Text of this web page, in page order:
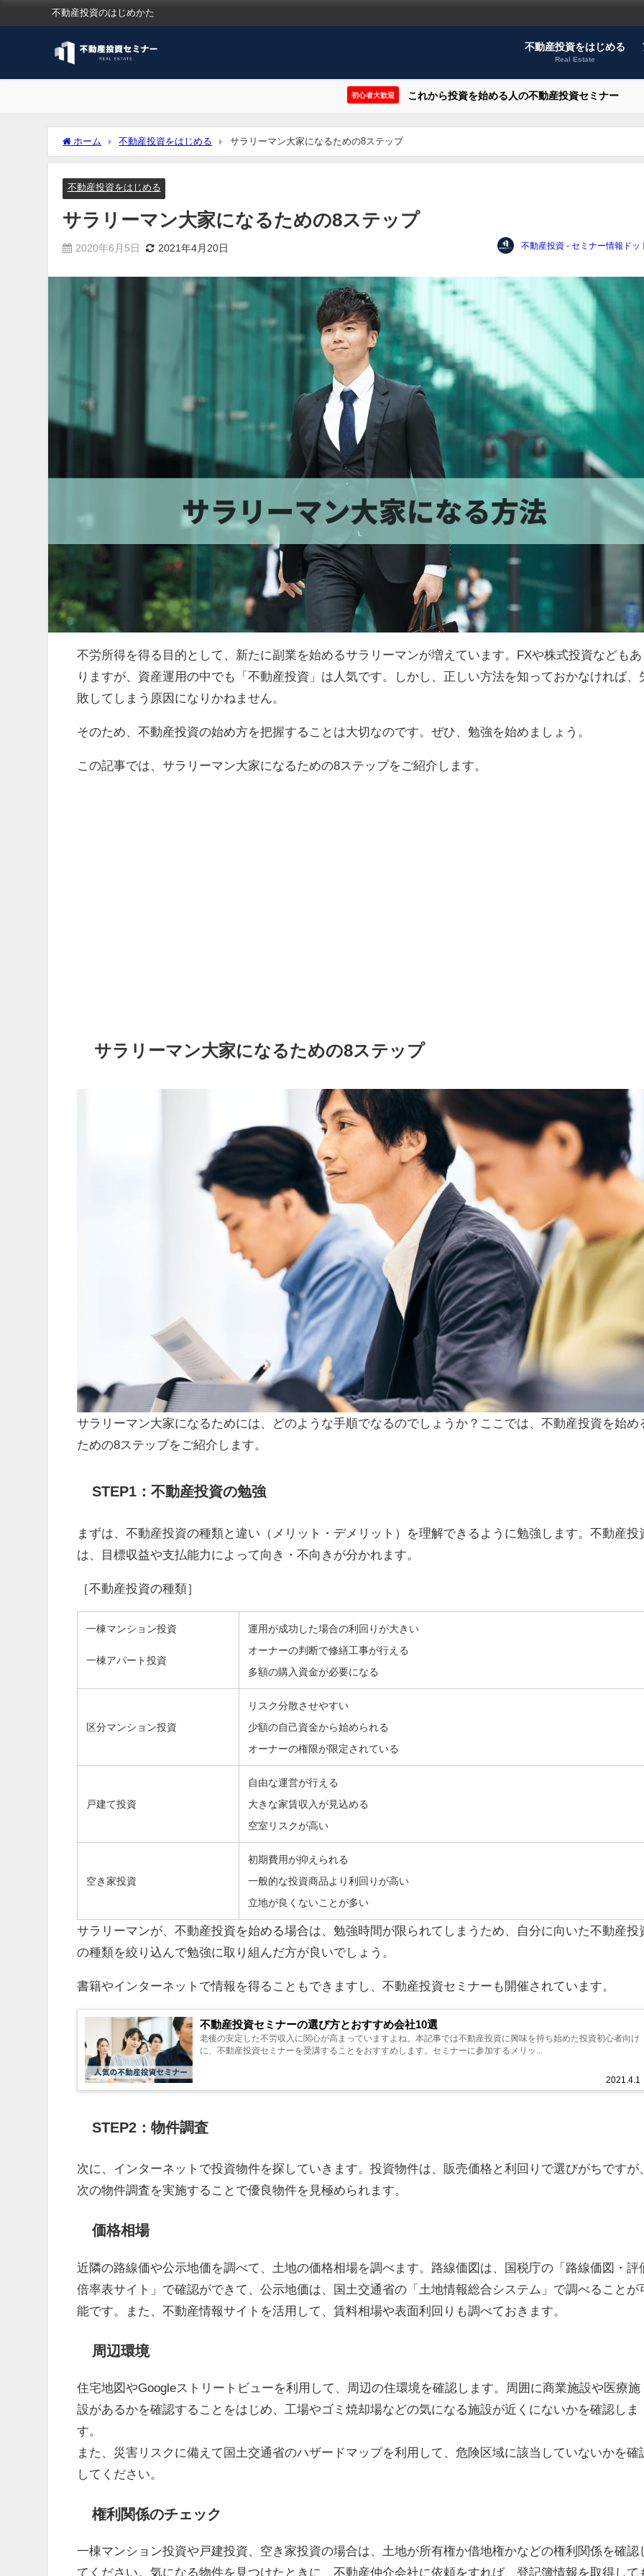
不動産投資のはじめかた
不動産投資をはじめる
Real Estate
初心者大歓迎 これから投資を始める人の不動産投資セミナー
ホーム 不動産投資をはじめる サラリーマン大家になるための8ステップ
不動産投資をはじめる
サラリーマン大家になるための8ステップ
2020年6月5日 2021年4月20日 不動産投資 - セミナー情報ドッ
不労所得を得る目的として、新たに副業を始めるサラリーマンが増えています。FXや株式投資などもあ
りますが、資産運用の中でも「不動産投資」は人気です。しかし、正しい方法を知っておかなければ、
敗してしまう原因 になりかねません。
そのため、不動産投資の始め方を把握することは大切なのです。ぜひ、勉強を始めましょう。
この記事では、サラリーマン大家になるための8ステップをご紹介します。
サラリーマン大家になるための8ステップ
サラリーマン大家になるためには、どのような手順でなるのでしょうか？ここでは、不動産投資を始め
ための8ステップをご紹介します。
STEP1：不動産投資の勉強
まずは、不動産投資の種類と違い（メリット・デメリット）を理解できるように勉強します。不動産投
は、目標収益や支払能力によって向き・不向きが分かれます。
［不動産投資の種類］
一棟マンション投資
一棟アパート投資
運用が成功した場合の利回りが大きい
オーナーの判断で修繕工事が行える
多額の購入資金が必要になる
区分マンション投資
リスク分散させやすい
少額の自己資金から始められる
オーナーの権限が限定されている
戸建て投資
自由な運営が行える
大きな家賃収入が見込める
空室リスクが高い
空き家投資
初期費用が抑えられる
一般的な投資商品より利回りが高い
立地が良くないことが多い
サラリーマンが、不動産投資を始める場合は、勉強時間が限られてしまうため、
自分に向いた不動産投
の種類を絞り込んで勉強に取り組んだ方が良いでしょう。
書籍やインターネットで情報を得ることもできますし、不動産投資セミナーも開催されています。
不動産投資セミナーの選び方とおすすめ会社10選
2021.4.1
老後の安定した不労収入に関心が高まっていますよね。本記事では不動産投資に興味を持ち始めた投資初心者向け
に、不動産投資セミナーを受講することをおすすめします。セミナーに参加するメリッ...
STEP2：物件調査
次に、インターネットで投資物件を探していきます。投資物件は、販売価格と利回りで選びがちですが
次の物件調査を実施することで優良物件を見極められます。
価格相場
近隣の路線価や公示地価を調べて、土地の価格相場を調べます。 路線価図は、国税庁の「路線価図・評
倍率表サイト」で確認ができて、公示地価は、国土交通省の「土地情報総合システム」で調べることが
能です。また、不動産情報サイトを活用して、賃料相場や表面利回りも調べておきます。
周辺環境
住宅地図やGoogleストリートビューを利用して、周辺の住環境を確認します。周囲に商業施設や医療施
設があるかを確認することをはじめ、工場やゴミ焼却場などの気になる施設が近くにないかを確認しま
す。
また、災害リスクに備えて国土交通省のハザードマップを利用して、危険区域に該当していないかを確
してください。
権利関係のチェック
一棟マンション投資や戸建投資、空き家投資の場合は、土地が所有権か借地権かなどの権利関係を確認
てください。気になる物件を見つけたときに、不動産仲介会社に依頼をすれば、登記簿情報を取得して